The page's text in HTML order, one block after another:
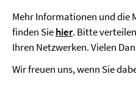
Mehr Informationen und die
finden Siehier. Bitte
Ihren Netzwerken. Vielen
Wir freuen uns, wenn Sie